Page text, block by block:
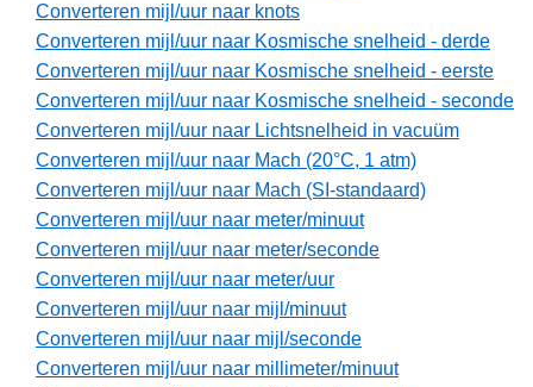
Converteren mijl/uur naar knots
Converteren mijl/uur naar Kosmische snelheid - derde
Converteren mijl/uur naar Kosmische snelheid - eerste
Converteren mijl/uur naar Kosmische snelheid - seconde
Converteren mijl/uur naar Lichtsnelheid in vacuüm
Converteren mijl/uur naar Mach (20°C, 1 atm)
Converteren mijl/uur naar Mach (SI-standaard)
Converteren mijl/uur naar meter/minuut
Converteren mijl/uur naar meter/seconde
Converteren mijl/uur naar meter/uur
Converteren mijl/uur naar mijl/minuut
Converteren mijl/uur naar mijl/seconde
Converteren mijl/uur naar millimeter/minuut